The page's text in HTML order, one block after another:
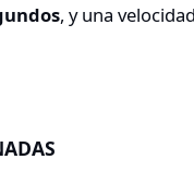
, y una